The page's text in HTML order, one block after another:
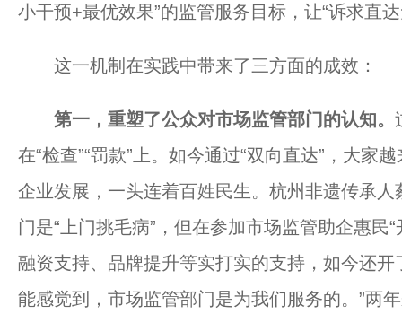
小干预+最优效果”的监管服务目标，让“诉求直
这一机制在实践中带来了三方面的成效：
第一，重塑了公众对市场监管部门的认知。
在“检查”“罚款”上。如今通过“双向直达”，大家
企业发展，一头连着百姓民生。杭州非遗传承
门是“上门挑毛病”，但在参加市场监管助企惠民
融资支持、品牌提升等实打实的支持，如今还
能感觉到，市场监管部门是为我们服务的。”两